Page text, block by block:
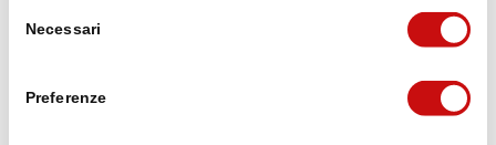
delNecessari
Preferenze
Simplonpass war ganz schön hart mit dem